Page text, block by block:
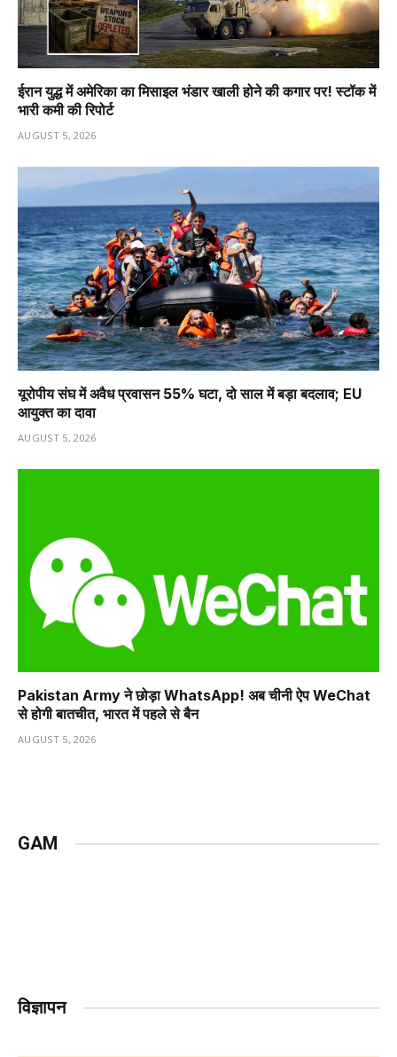
ईरान युद्ध में अमेरिका का मिसाइल भंडार खाली होने की कगार पर! स्टॉक में
भारी कमी की रिपोर्ट
AUGUST 5, 2026
यूरोपीय संघ में अवैध प्रवासन 55% घटा, दो साल में बड़ा बदलाव; EU
आयुक्त का दावा
AUGUST 5, 2026
Pakistan Army ने छोड़ा WhatsApp! अब चीनी ऐप WeChat
से होगी बातचीत, भारत में पहले से बैन
AUGUST 5, 2026
GAM
विज्ञापन